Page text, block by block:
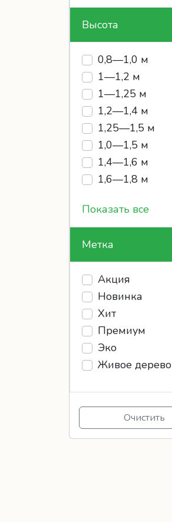
Высота
0,8—1,0 м
1—1,2 м
1—1,25 м
1,2—1,4 м
1,25—1,5 м
1,0—1,5 м
1,4—1,6 м
1,6—1,8 м
Показать все
Метка
Акция
Новинка
Хит
Премиум
Эко
Живое дерево
Очистить